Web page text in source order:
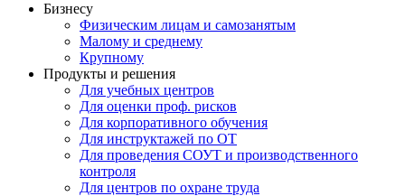
Бизнесу
Физическим лицам и самозанятым
Малому и среднему
Крупному
Продукты и решения
Для учебных центров
Для оценки проф. рисков
Для корпоративного обучения
Для инструктажей по ОТ
Для проведения СОУТ и производственного
контроля
Для центров по охране труда